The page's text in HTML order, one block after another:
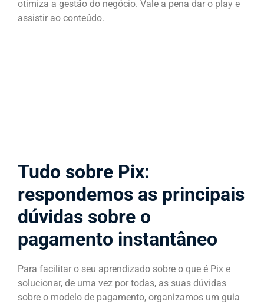
otimiza a gestão do negócio. Vale a pena dar o play e
assistir ao conteúdo.
Tudo sobre Pix:
respondemos as principais
dúvidas sobre o
pagamento instantâneo
Para facilitar o seu aprendizado sobre o que é Pix e
solucionar, de uma vez por todas, as suas dúvidas
sobre o modelo de pagamento, organizamos um guia